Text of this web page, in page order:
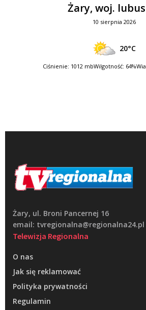
Żary, woj.
10 sierpnia 2026
20°C
Ciśnienie: 1012 mbWilgotność: 64%
Żary, ul. Broni Pancernej 16
email: tvregionalna@regionalna24.pl
Telewizja Regionalna
O nas
Jak się reklamować
Polityka prywatności
Regulamin